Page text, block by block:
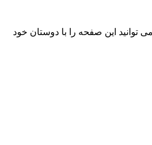
توانید این صفحه را با دوستان خود